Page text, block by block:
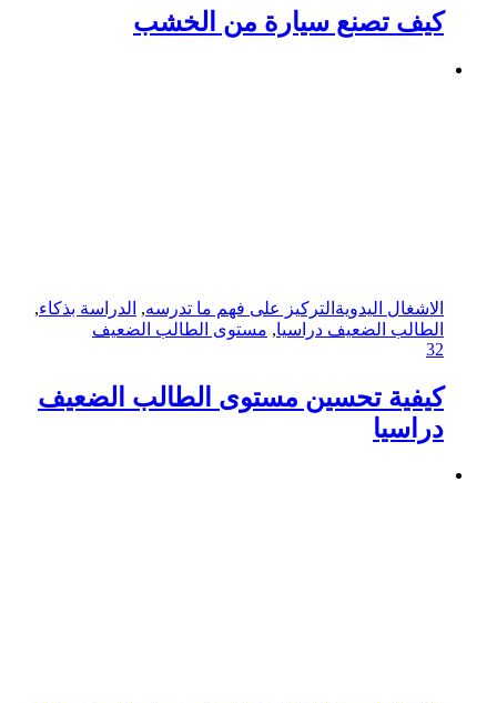
كيف تصنع سيارة من الخشب
الاشغال اليدوية التركيز على فهم ما تدرسه, الدراسة بذكاء,
الطالب الضعيف دراسيا, مستوى الطالب الضعيف
32
كيفية تحسين مستوى الطالب الضعيف
دراسيا